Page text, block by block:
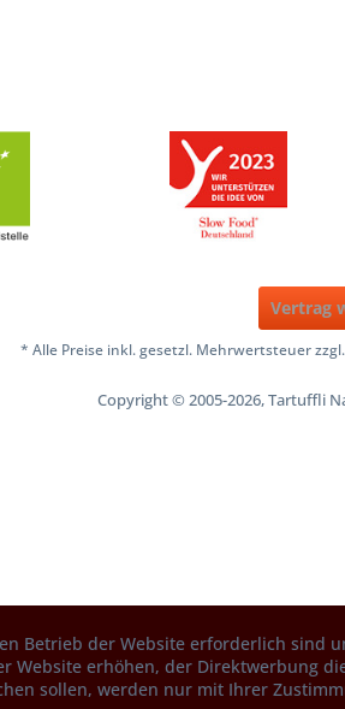
Vertrag
* Alle Preise inkl. gesetzl. Mehrwertsteuer zzgl.
Copyright © 2005-2026, Tartuffli
Betrieb der Website erforderlich sind
Website erhöhen, der Direktwerbung
sollen, werden nur mit Ihrer